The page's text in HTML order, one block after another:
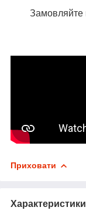
Замовляйте
Приховати
Характеристики